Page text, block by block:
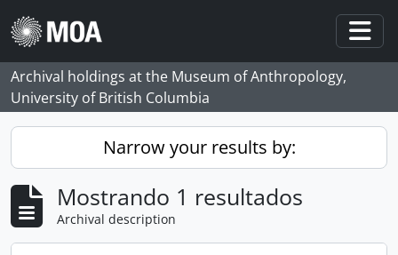
Skip to main content
Archival holdings at the Museum of Anthropology,
University of British Columbia
Narrow your results by:
Mostrando 1 resultados
Archival description